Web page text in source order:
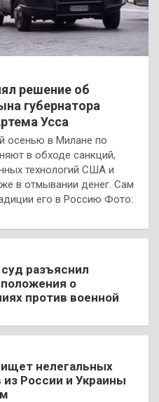
решение об
губернатора
Усса
осенью в Милане по
в обходе санкций,
технологий США и
в отмывании денег. Сам
его в Россию Фото:
разъяснил
о
против военной
нелегальных
из России и Украины